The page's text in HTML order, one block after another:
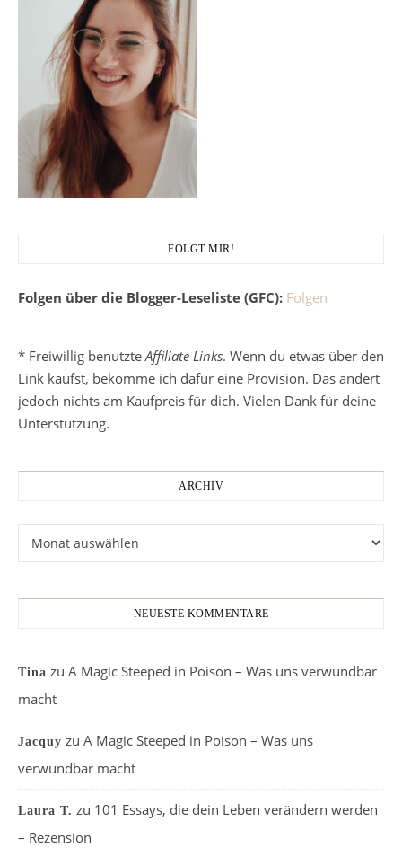
FOLGT MIR!
Folgen über die Blogger-Leseliste (GFC): Folgen
* Freiwillig benutzteAffiliate Links. Wenn du etwas über den
Link kaufst, bekomme ich dafür eine Provision. Das ändert
jedoch nichts am Kaufpreis für dich. Vielen Dank für deine
Unterstützung.
ARCHIV
NEUESTE KOMMENTARE
Tina zu A Magic Steeped in Poison – Was uns verwundbar
macht
Jacquy zu A Magic Steeped in Poison – Was uns
verwundbar macht
Laura T. zu 101 Essays, die dein Leben verändern werden
– Rezension